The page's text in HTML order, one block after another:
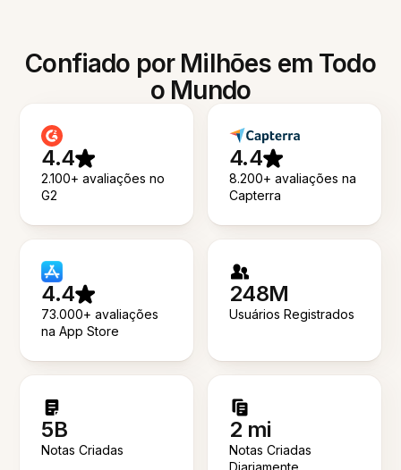
Confiado por Milhões em Todo
o Mundo
4.4
2.100+ avaliações no
G2
4.4
8.200+ avaliações na
Capterra
4.4
73.000+ avaliações
na App Store
248M
Usuários Registrados
5B
Notas Criadas
2 mi
Notas Criadas
Diariamente